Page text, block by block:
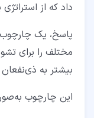
داد که از
پاسخ، یک چارچوب
مختلف را برای
بیشتر به
این چارچوب